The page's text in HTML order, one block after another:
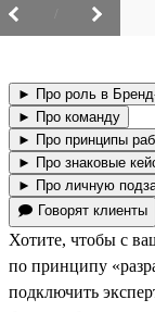
► Про роль в
► Про команду
► Про принципы
► Про знаковые
► Про личную
🗩 Говорят клиенты
Хотите, чтобы с
по принципу
подключить